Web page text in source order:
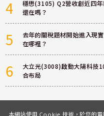
4
穩懋(3105) Q2營收創近四
還在嗎？
5
去年的關稅題材開始進入現
在哪裡？
6
大立光(3008)啟動大陽科技
合布局
本網站使用 Cookie 技術，於您的